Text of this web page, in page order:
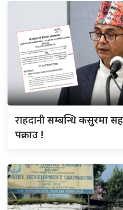
राहदानीसम्बन्धि कसुरमा
पक्राउ !